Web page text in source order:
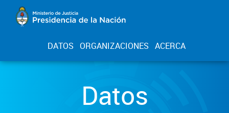
DATOS ORGANIZACIONES ACERCA
Datos